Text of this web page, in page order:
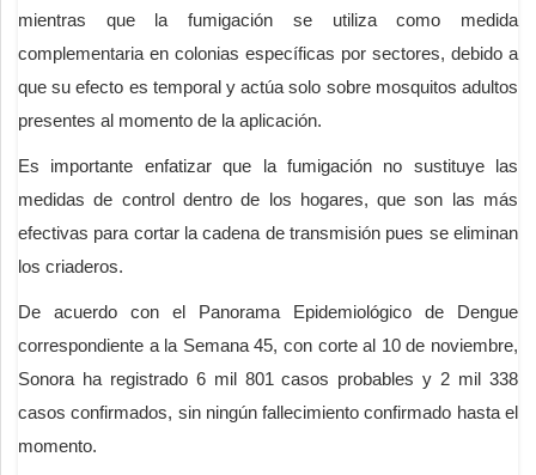
mientras que la fumigación se utiliza como medida
complementaria en colonias específicas por sectores, debido a
que su efecto es temporal y actúa solo sobre mosquitos adultos
presentes al momento de la aplicación.
Es importante enfatizar que la fumigación no sustituye las
medidas de control dentro de los hogares, que son las más
efectivas para cortar la cadena de transmisión pues se eliminan
los criaderos.
De acuerdo con el Panorama Epidemiológico de Dengue
correspondiente a la Semana 45, con corte al 10 de noviembre,
Sonora ha registrado 6 mil 801 casos probables y 2 mil 338
casos confirmados, sin ningún fallecimiento confirmado hasta el
momento.